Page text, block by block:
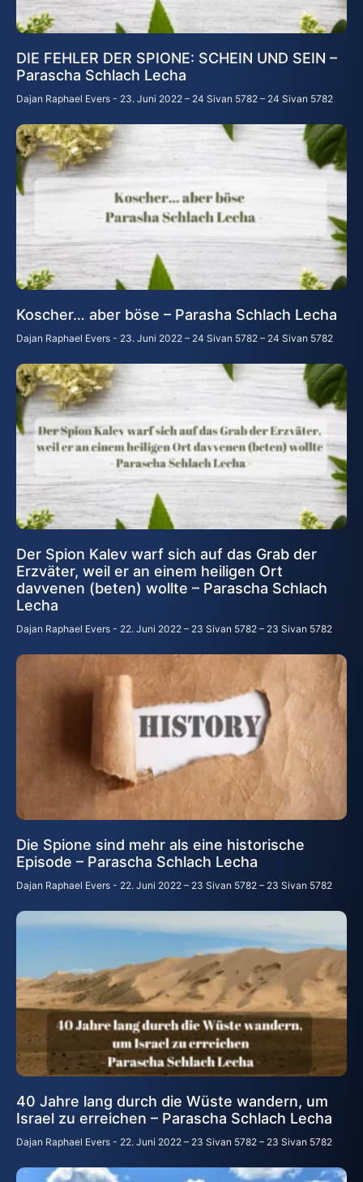
DIE FEHLER DER SPIONE: SCHEIN UND SEIN –
Parascha Schlach Lecha
Dajan Raphael Evers 23. Juni 2022 – 24 Sivan 5782 – 24 Sivan 5782
Koscher… aber böse – Parasha Schlach Lecha
Dajan Raphael Evers 23. Juni 2022 – 24 Sivan 5782 – 24 Sivan 5782
Der Spion Kalev warf sich auf das Grab der
Erzväter, weil er an einem heiligen Ort
davvenen (beten) wollte – Parascha Schlach
Lecha
Dajan Raphael Evers 22. Juni 2022 – 23 Sivan 5782 – 23 Sivan 5782
Die Spione sind mehr als eine historische
Episode – Parascha Schlach Lecha
Dajan Raphael Evers 22. Juni 2022 – 23 Sivan 5782 – 23 Sivan 5782
40 Jahre lang durch die Wüste wandern, um
Israel zu erreichen – Parascha Schlach Lecha
Dajan Raphael Evers 22. Juni 2022 – 23 Sivan 5782 – 23 Sivan 5782